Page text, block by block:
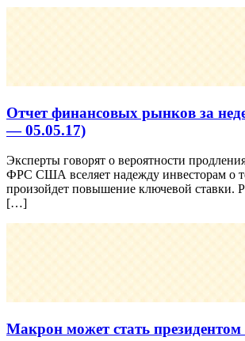
Отчет финансовых рынков за
— 05.05.17)
Эксперты говорят о вероятности
ФРС США вселяет надежду инвесторам о
произойдет повышение ключевой ставки.
[…]
Макрон может стать